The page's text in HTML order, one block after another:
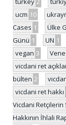
ucm 10
Cases 1 Ülke
Günü 1 UN 1
vegan 3
vicdani ret
bülten 2
vicdani ret hakkı
Vicdani Retçilerin
Hakkının İhlali